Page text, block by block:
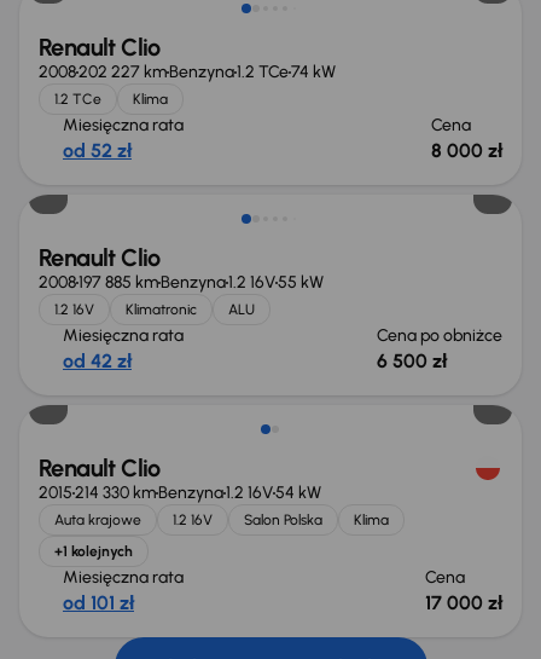
Renault Clio
2008202 227 kmBenzyna1.2 TCe74 kW
1.2 TCe Klima
Miesięczna rata
od 52 zł
Cena
8 000 zł
Taniej o 500 zł
Renault Clio
2008197 885 kmBenzyna1.2 16V55 kW
1.2 16V Klimatronic ALU
Miesięczna rata
od 42 zł
Cena po obniżce
6 500 zł
Renault Clio
2015214 330 kmBenzyna1.2 16V54 kW
Auta krajowe 1.2 16V Salon Polska
Klima
+1 kolejnych
Miesięczna rata
od 101 zł
Cena
17 000 zł